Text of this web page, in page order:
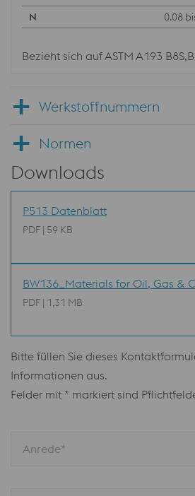
0.08
Bezieht sich auf ASTM A193
Werkstoffnummern
Normen
Downloads
P513 Datenblatt
PDF | 59 KB
BW136_Materials for Oil, Gas &
PDF | 1,31 MB
Bitte füllen Sie dieses
Informationen aus.
Felder mit * markiert sind
Anrede*